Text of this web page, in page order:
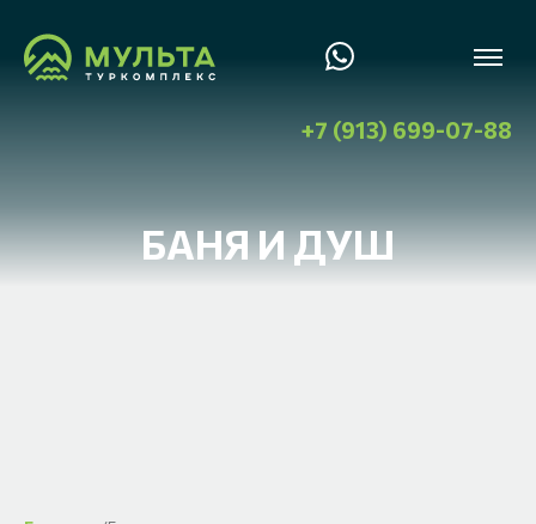
+7 (913) 699-07-88
БАНЯ И ДУШ